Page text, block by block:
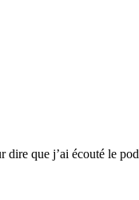
que j’ai écouté le